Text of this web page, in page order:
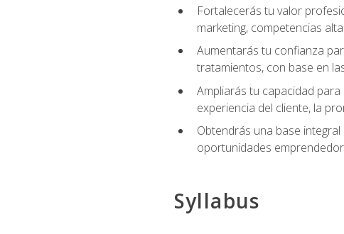
Fortalecerás tu valor
marketing, competencias
Aumentarás tu confianza
tratamientos, con base en
Ampliarás tu capacidad
experiencia del cliente, la
Obtendrás una base
oportunidades
Syllabus